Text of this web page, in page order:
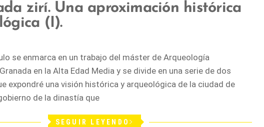
zirí. Una aproximación histórica
(I).
se enmarca en un trabajo del máster de Arqueología
en la Alta Edad Media y se divide en una serie de dos
expondré una visión histórica y arqueológica de la ciudad de
de la dinastía que
SEGUIR LEYENDO